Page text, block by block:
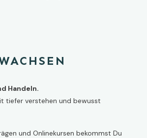
Handeln.
tiefer verstehen und bewusst
und Onlinekursen bekommst Du